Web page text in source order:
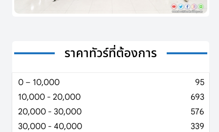
ราคาทัวร์ที่ต้องการ
0 – 10,000
95
10,000 - 20,000
693
20,000 - 30,000
576
30,000 - 40,000
339